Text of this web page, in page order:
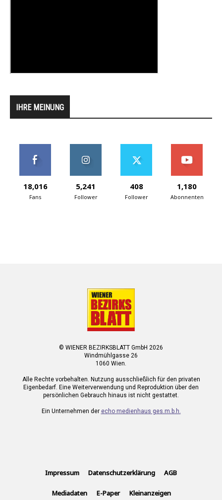
IHRE MEINUNG
18,016
Fans
5,241
Follower
408
Follower
1,180
Abonnenten
© WIENER BEZIRKSBLATT GmbH 2026
Windmühlgasse 26
1060 Wien.
Alle Rechte vorbehalten. Nutzung ausschließlich für den privaten
Eigenbedarf. Eine Weiterverwendung und Reproduktion über den
persönlichen Gebrauch hinaus ist nicht gestattet.
Ein Unternehmen der echo medienhaus ges.m.b.h.
Impressum Datenschutzerklärung AGB
Mediadaten E-Paper Kleinanzeigen